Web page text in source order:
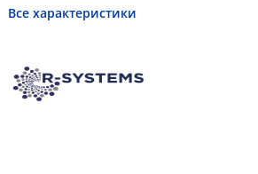
Все характеристики